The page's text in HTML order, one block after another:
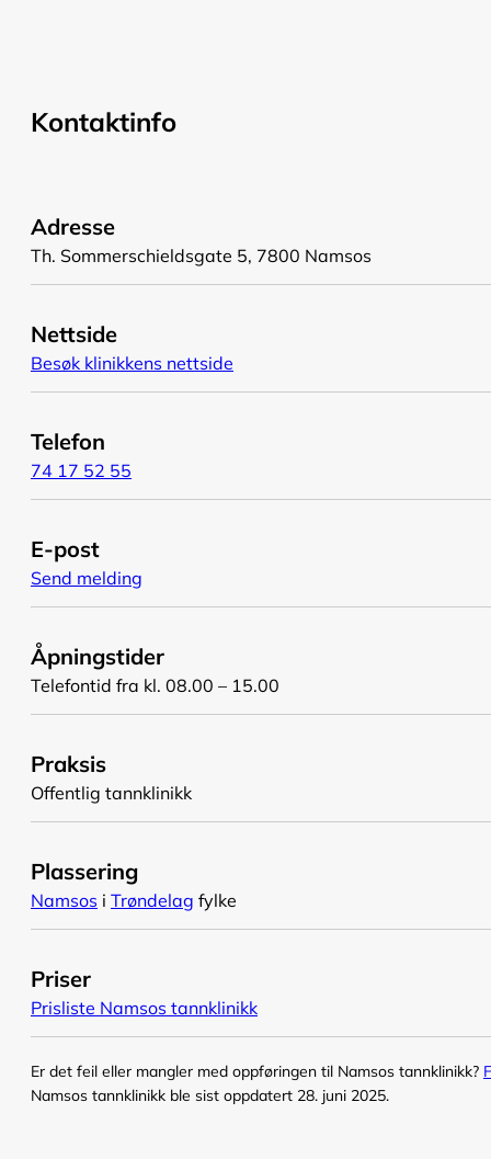
Kontaktinfo
Adresse
Th. Sommerschieldsgate 5, 7800 Namsos
Åpningstider
Telefontid fra kl. 08.00 – 15.00
Telefon
74 17 52 55
Praksis
Offentlig tannklinikk
E-post
Send melding
Nettside
Besøk klinikkens nettside
Plassering
Namsos i Trøndelag fylke
Priser
Prisliste Namsos tannklinikk
Er det feil eller mangler med oppføringen til Namsos tannklinikk?
Namsos tannklinikk ble sist oppdatert 28. juni 2025.